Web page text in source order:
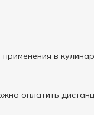
в
оплатить